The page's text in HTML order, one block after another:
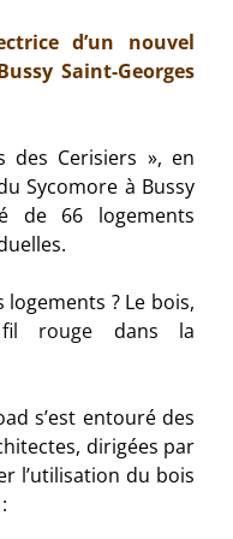
d’un nouvel
Saint-Georges
des Cerisiers », en
Sycomore à Bussy
de 66 logements
? Le bois,
fil rouge dans la
s’est entouré des
dirigées par
l’utilisation du bois